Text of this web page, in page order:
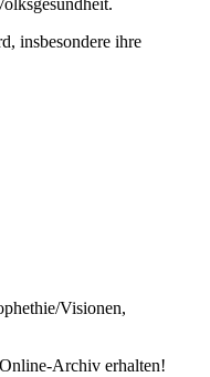
insbesondere ihre
Visionen,
Archiv erhalten!